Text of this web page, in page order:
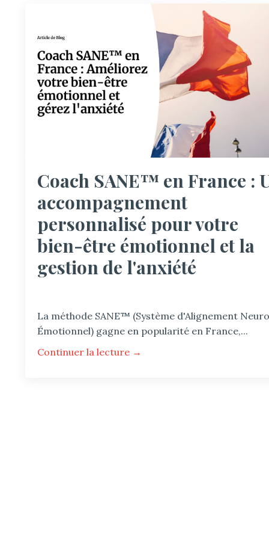
Coach SANE™ en France :
accompagnement
personnalisé pour votre
bien-être émotionnel et la
gestion de l'anxiété
La méthode SANE™ (Système d'Alignement
Émotionnel) gagne en popularité en France,...
Continuer la lecture →